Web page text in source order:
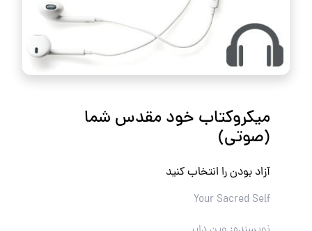
میکروکتاب خود مقدس شما
(صوتی)
آزاد بودن را انتخاب کنید
Your Sacred Self